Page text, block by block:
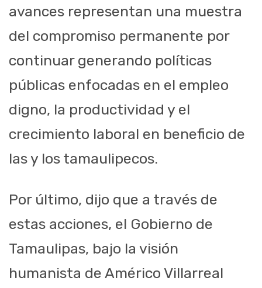
avances representan una muestra
del compromiso permanente por
continuar generando políticas
públicas enfocadas en el empleo
digno, la productividad y el
crecimiento laboral en beneficio de
las y los tamaulipecos.
Por último, dijo que a través de
estas acciones, el Gobierno de
Tamaulipas, bajo la visión
humanista de Américo Villarreal